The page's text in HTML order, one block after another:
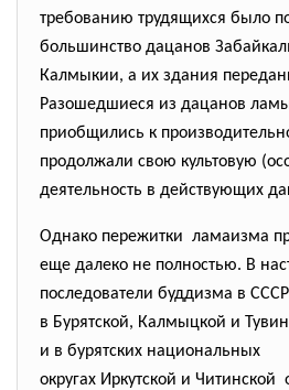
требованию трудящихся было
большинство дацанов
Калмыкии, а их здания
Разошедшиеся из дацанов
приобщились к
продолжали свою культовую
деятельность в действующих
Однако пережитки ламаизма
еще далеко не полностью. В
последователи буддизма в
в Бурятской, Калмыцкой и
и в бурятских национальных
округах Иркутской и Читинской